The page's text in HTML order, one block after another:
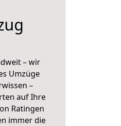
– wir
Umzüge
–
auf Ihre
Ratingen
immer die